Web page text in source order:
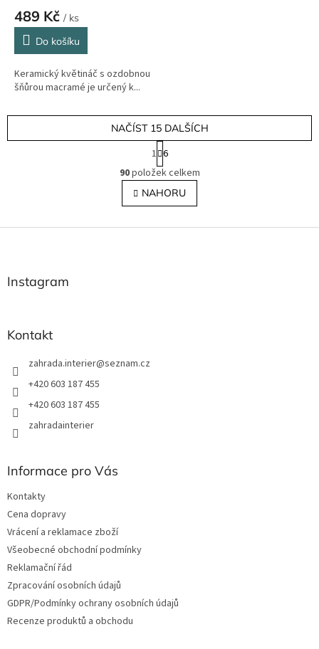
489 Kč / ks
Do košíku
Keramický květináč s ozdobnou
šňůrou macramé je určený k...
O
v
l
á
NAČÍST 15 DALŠÍCH
S
t
r
á
n
k
v
1 6
90položek celkem
NAHORU
Z
Instagram
Kontakt
zahrada.interier@seznam.cz
+420 603 187 455
+420 603 187 455
zahradainterier
Informace pro Vás
Kontakty
Cena dopravy
Vrácení a reklamace zboží
Všeobecné obchodní podmínky
Reklamační řád
Zpracování osobních údajů
GDPR/Podmínky ochrany osobních údajů
Recenze produktů a obchodu